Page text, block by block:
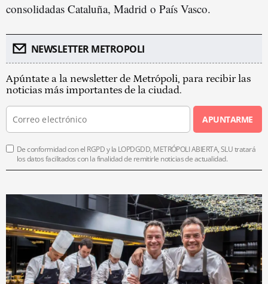
consolidadas Cataluña, Madrid o País Vasco.
NEWSLETTER METROPOLI
Apúntate a la newsletter de Metrópoli, para recibir las
noticias más importantes de la ciudad.
APUNTARME
De conformidad con el RGPD y la LOPDGDD, METRÓPOLI ABIERTA, SLU tratará
los datos facilitados con la finalidad de remitirle noticias de actualidad.